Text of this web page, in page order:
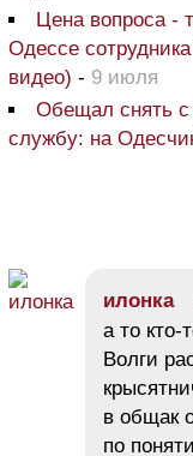
Цена вопроса -
Одессе
видео) - 9 июля
Обещал снять
службу: на
илонка
а то кто-
Волги
в общак
по